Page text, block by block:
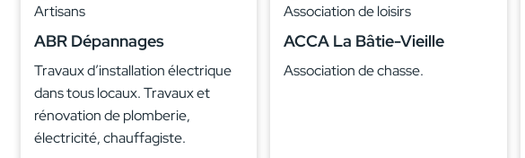
Artisans
ABR Dépannages
Travaux d’installation électrique
dans tous locaux. Travaux et
rénovation de plomberie,
électricité, chauffagiste.
Association de loisirs
ACCA La Bâtie-Vieille
Association de chasse.